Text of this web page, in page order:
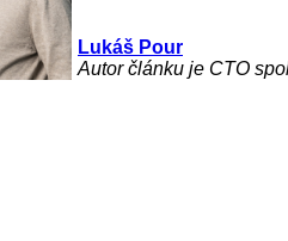
Lukáš Pour
Autor článku je CTO